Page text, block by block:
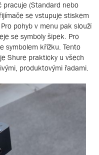
pracuje (Standard nebo
se vstupuje stiskem
pohyb v menu pak slouží
se symboly šipek. Pro
symbolem křížku. Tento
Shure prakticky u všech
produktovými řadami.